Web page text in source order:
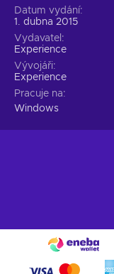
Datum vydání
1. dubna 2015
Vydavatel
Experience
Vývojáři
Experience
Pracuje na
Windows